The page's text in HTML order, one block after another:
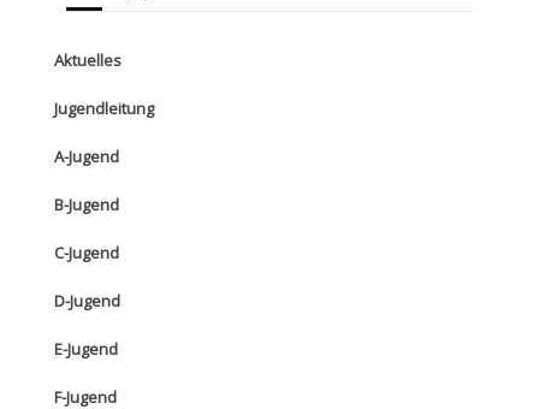
Aktuelles
Jugendleitung
A-Jugend
B-Jugend
C-Jugend
D-Jugend
E-Jugend
F-Jugend